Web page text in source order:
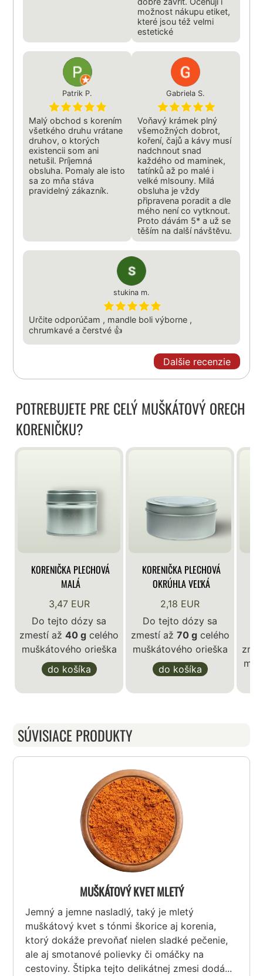
možnost nákupu etiket,
které jsou též velmi
estetické
Patrik P.
Malý obchod s korením
všetkého druhu vrátane
druhov, o ktorých
existencii som ani
netušil. Príjemná
obsluha. Pomaly ale isto
sa zo mňa stáva
pravidelný zákazník.
Gabriela S.
Voňavý krámek plný
všemožných dobrot,
koření, čajů a kávy musí
nadchnout snad
každého od maminek,
tatínků až po malé i
velké mlsouny. Milá
obsluha je vždy
připravena poradit a dle
mého není co vytknout.
Proto dávám 5* a už se
těším na další návštĕvu.
stukina m.
Určite odporúčam , mandle boli výborne ,
chrumkavé a čerstvé 👍
Dalšie recenzie
POTREBUJETE PRE CELÝ MUŠKÁTOVÝ ORECH
KORENIČKU?
KORENIČKA PLECHOVÁ
MALÁ
3,47 EUR
Do tejto dózy sa
zmestí až40 g celého
muškátového orieška
do košíka
KORENIČKA PLECHOVÁ
OKRÚHLA VEĽKÁ
2,18 EUR
Do tejto dózy sa
zmestí až 70 gcelého
muškátového orieška
do košíka
SÚVISIACE PRODUKTY
MUŠKÁTOVÝ KVET MLETÝ
Jemný a jemne nasladlý, taký je mletý
muškátový kvet s tónmi škorice aj korenia,
ktorý dokáže prevoňať nielen sladké pečenie,
ale aj smotanové polievky či omáčky na
cestoviny. Štipka tejto delikátnej zmesi dodá...